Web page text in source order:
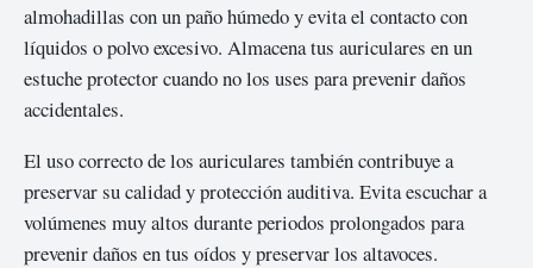
almohadillas con un paño húmedo y evita el contacto con
líquidos o polvo excesivo. Almacena tus auriculares en un
estuche protector cuando no los uses para prevenir daños
accidentales.
El uso correcto de los auriculares también contribuye a
preservar su calidad y protección auditiva. Evita escuchar a
volúmenes muy altos durante periodos prolongados para
prevenir daños en tus oídos y preservar los altavoces.